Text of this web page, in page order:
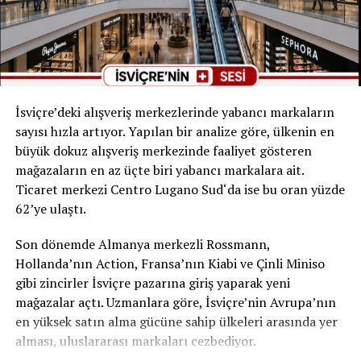
ve 2002 ile 2011 arasında ise %10’dan azdı.
Sağlık maliyetleri hakkındaki bu çalışma KOF tarafından
her zaman Comparis’in katkılarıyla yapılmaktadır.
RELATED TOPICS:
UP NEXT
İsviçre’de Belirgin Bir Doğum Oranı Düşüşü
İsviçre’de Üçte Dördü Finansal Durumlarından Memnun
İsviçre’deki alışveriş merkezlerinde yabancı markaların
sayısı hızla artıyor. Yapılan bir analize göre, ülkenin en
büyük dokuz alışveriş merkezinde faaliyet gösteren
mağazaların en az üçte biri yabancı markalara ait.
Ticaret merkezi Centro Lugano Sud‘da ise bu oran yüzde
62’ye ulaştı.
Son dönemde Almanya merkezli Rossmann,
Hollanda’nın Action, Fransa’nın Kiabi ve Çinli Miniso
gibi zincirler İsviçre pazarına giriş yaparak yeni
mağazalar açtı. Uzmanlara göre, İsviçre’nin Avrupa’nın
en yüksek satın alma gücüne sahip ülkeleri arasında yer
alması, uluslararası markaları cezbediyor.